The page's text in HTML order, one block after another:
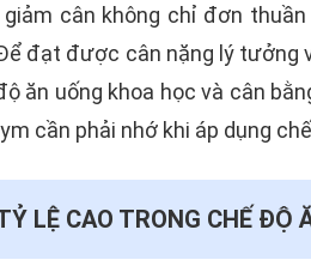
giảm cân không chỉ đơn
đạt được cân nặng lý tưởng
ăn uống khoa học và cân
cần phải nhớ khi áp dụng
LỆ CAO TRONG CHẾ ĐỘ